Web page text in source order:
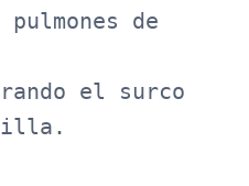
de
el surco